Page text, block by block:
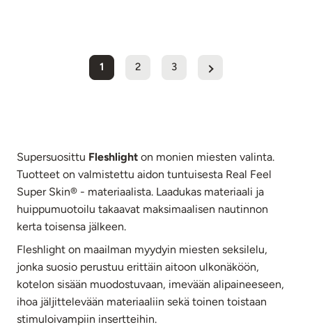
1 2 3
Supersuosittu Fleshlight on monien miesten valinta.
Tuotteet on valmistettu aidon tuntuisesta Real Feel
Super Skin® - materiaalista. Laadukas materiaali ja
huippumuotoilu takaavat maksimaalisen nautinnon
kerta toisensa jälkeen.
Fleshlight on maailman myydyin miesten seksilelu,
jonka suosio perustuu erittäin aitoon ulkonäköön,
kotelon sisään muodostuvaan, imevään alipaineeseen,
ihoa jäljittelevään materiaaliin sekä toinen toistaan
stimuloivampiin insertteihin.